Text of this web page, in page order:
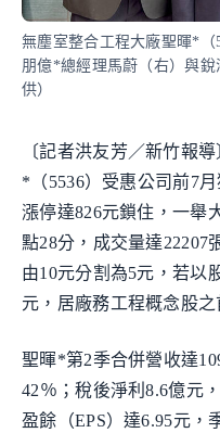
無塵室整合工程大廠聖暉*（
朋億*總經理馬蔚（右）與
供）
〔記者洪友芳／新竹報
*（5536）受惠公司前7
漲停達826元鎖住，一舉
點28分，成交量達22207
由10元分割為5元，若以
元，居廠務工程概念股之
聖暉*第2季合併營收達
42％；稅後淨利8.6億元
盈餘（EPS）達6.95元，